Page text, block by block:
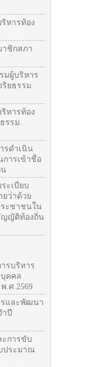
หารท้อง
าชิกสภา
มผู้บริหาร
ยธรรม
หารท้อง
รรม
รดำเนิน
ารเข้าชื่อ
ะเบียบ
ยว่าด้วย
ระชาชนใน
ญญัติท้องถิ่น
รบริหาร
คคล
.ศ.2569
รและพัฒนา
ปี
ะการขับ
ประมาณ